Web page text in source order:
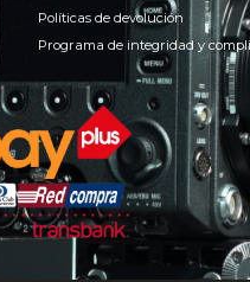
Políticas de devolución
Programa de integridad y